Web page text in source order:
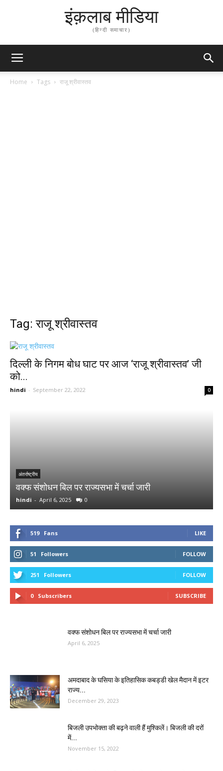
इंक़लाब मीडिया
(हिन्दी समाचार)
Home Tags राजू श्रीवास्तव
Tag: राजू श्रीवास्तव
दिल्ली के निगम बोध घाट पर आज ‘राजू श्रीवास्तव’ जी
को...
hindi - September 22, 2022 0
अंतर्राष्ट्रीय
वक्फ संशोधन बिल पर राज्यसभा में चर्चा जारी
hindi - April 6, 2025 0
519 Fans LIKE
51 Followers FOLLOW
251 Followers FOLLOW
0 Subscribers SUBSCRIBE
वक्फ संशोधन बिल पर राज्यसभा में चर्चा जारी
April 6, 2025
अमदाबाद के घसिया के इतिहासिक कबड्डी खेल मैदान में इटर
राज्य...
December 29, 2023
बिजली उपभोक्ता की बढ़ने वाली हैं मुश्किलें। बिजली की दरों
में...
November 15, 2022